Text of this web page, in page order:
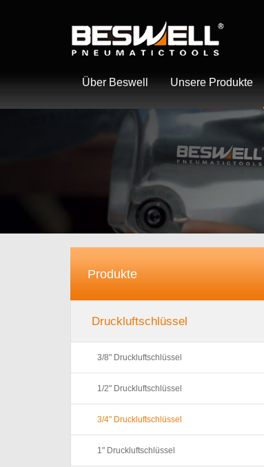
Über Beswell Unsere Produkte
Produkte
Druckluftschlüssel
3/8" Druckluftschlüssel
1/2" Druckluftschlüssel
3/4" Druckluftschlüssel
1" Druckluftschlüssel